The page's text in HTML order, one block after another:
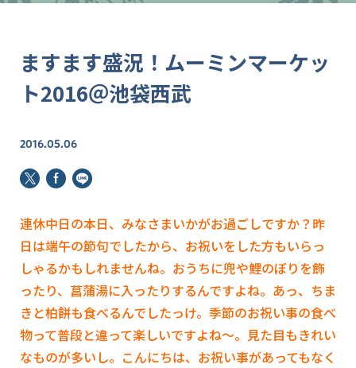
ますます盛況！ムーミンマーケッ
ト2016＠池袋西武
2016.05.06
連休中日の本日、みなさまいかがお過ごしですか？昨
日は端午の節句でしたから、お祝いをした方もいらっ
しゃるかもしれませんね。おうちに兜や鯉のぼりを飾
ったり、菖蒲湯に入ったりするんですよね。あっ、ちま
きと柏餅も食べるんでしたっけ。季節のお祝い事の食べ
物って普段と違って楽しいですよね～。見た目もきれい
なものが多いし。こんにちは、お祝い事があってもなく